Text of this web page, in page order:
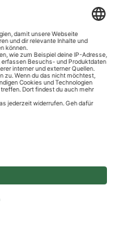
reserved